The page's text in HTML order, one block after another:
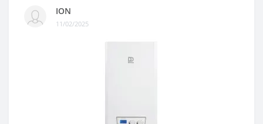
ION
11/02/2025